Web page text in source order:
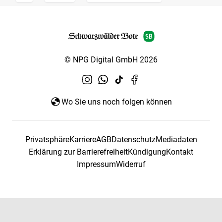
© NPG Digital GmbH 2026
Wo Sie uns noch folgen können
PrivatsphäreKarriereAGBDatenschutzMediadaten
Erklärung zur BarrierefreiheitKündigungKontakt
ImpressumWiderruf